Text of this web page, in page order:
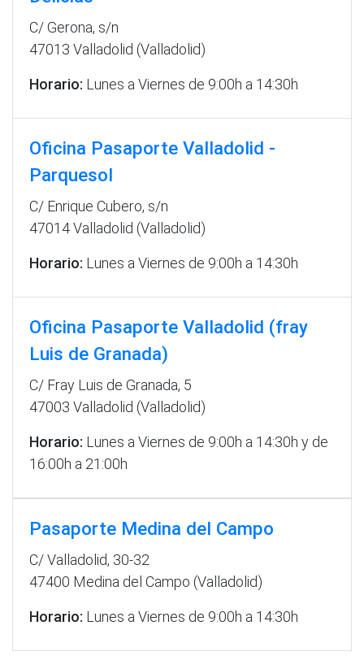
C/ Gerona, s/n
47013 Valladolid (Valladolid)
Horario: Lunes a Viernes de 9:00h a 14:30h
Oficina Pasaporte Valladolid -
Parquesol
C/ Enrique Cubero, s/n
47014 Valladolid (Valladolid)
Horario: Lunes a Viernes de 9:00h a 14:30h
Oficina Pasaporte Valladolid (fray
Luis de Granada)
C/ Fray Luis de Granada, 5
47003 Valladolid (Valladolid)
Horario: Lunes a Viernes de 9:00h a 14:30h y de
16:00h a 21:00h
Pasaporte Medina del Campo
C/ Valladolid, 30-32
47400 Medina del Campo (Valladolid)
Horario: Lunes a Viernes de 9:00h a 14:30h